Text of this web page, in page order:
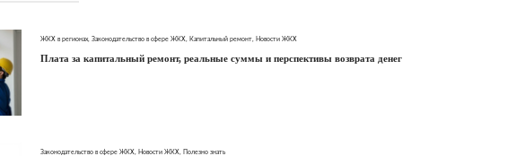
ЖКХ в регионах Законодательство в сфере ЖКХ Капитальный ремонт Новости ЖКХ
Плата за капитальный ремонт, реальные суммы и перспективы возврата денег
Законодательство в сфере ЖКХ Новости ЖКХ Полезно знать